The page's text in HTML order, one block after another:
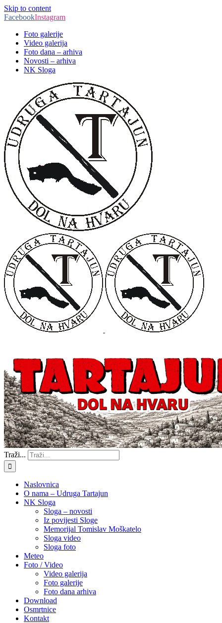
Skip to content
FacebookInstagram
Foto galerije
Video galerija
Foto dana – arhiva
Novosti – arhiva
NK Sloga
Traži...
Naslovnica
O nama – Udruga Tartajun
NK Sloga
Sloga – novosti
Iz povijesti Sloge
Memorijal Tomislav Moškatelo
Sloga video
Sloga foto
Meteo
Foto / Video
Video galerija
Foto galerije
Foto dana arhiva
Download
Osmrtnice
Kontakt